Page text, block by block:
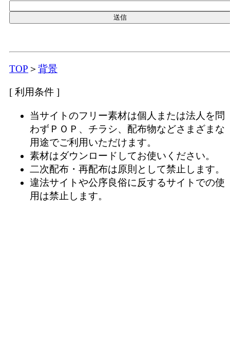
TOP ＞背景
[ 利用条件 ]
当サイトのフリー素材は個人または法人を問
わずＰＯＰ、チラシ、配布物などさまざまな
用途でご利用いただけます。
素材はダウンロードしてお使いください。
二次配布・再配布は原則として禁止します。
違法サイトや公序良俗に反するサイトでの使
用は禁止します。